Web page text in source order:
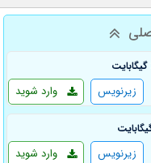
وارد شوید زیرنویس
وارد شوید زیرنویس